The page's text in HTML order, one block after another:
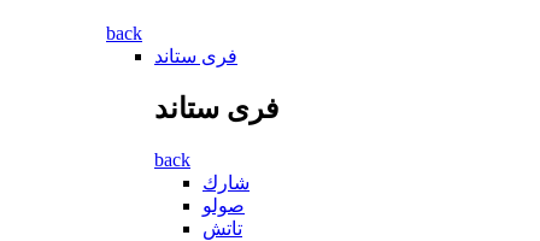
back
فرى ستاند
فرى ستاند
back
شارك
صولو
تاتش